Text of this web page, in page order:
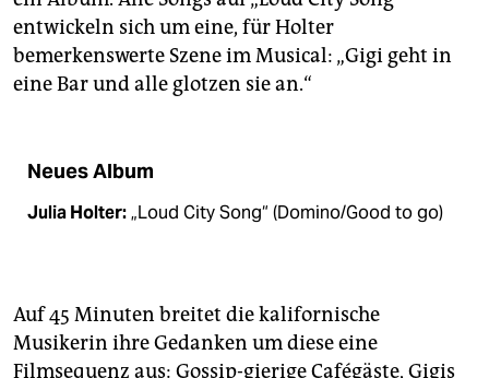
entwickeln sich um eine, für Holter
bemerkenswerte Szene im Musical: „Gigi geht in
eine Bar und alle glotzen sie an.“
Neues Album
Julia Holter:„Loud City Song“ (Domino/Good to go)
Auf 45 Minuten breitet die kalifornische
Musikerin ihre Gedanken um diese eine
Filmsequenz aus: Gossip-gierige Cafégäste, Gigis